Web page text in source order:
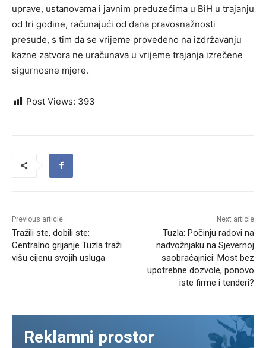
uprave, ustanovama i javnim preduzećima u BiH u trajanju
od tri godine, računajući od dana pravosnažnosti
presude, s tim da se vrijeme provedeno na izdržavanju
kazne zatvora ne uračunava u vrijeme trajanja izrečene
sigurnosne mjere.
Post Views: 393
Previous article
Tražili ste, dobili ste:
Centralno grijanje Tuzla traži
višu cijenu svojih usluga
Next article
Tuzla: Počinju radovi na
nadvožnjaku na Sjevernoj
saobraćajnici: Most bez
upotrebne dozvole, ponovo
iste firme i tenderi?
Reklamni prostor